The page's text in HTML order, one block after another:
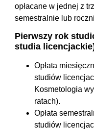
opłacane w jednej z
semestralnie lub
Pierwszy rok
studia
Opłata
studiów
Kosmetologia
ratach).
Opłata
studiów